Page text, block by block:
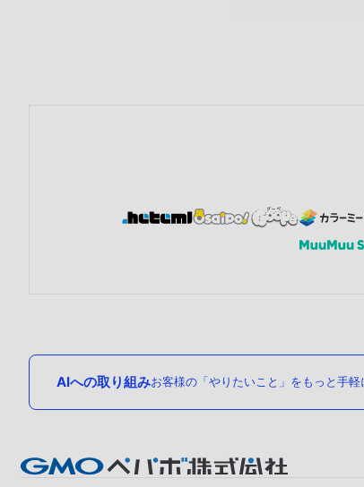
AIへの取り組みお客様の「やりたいこと」をもっと手